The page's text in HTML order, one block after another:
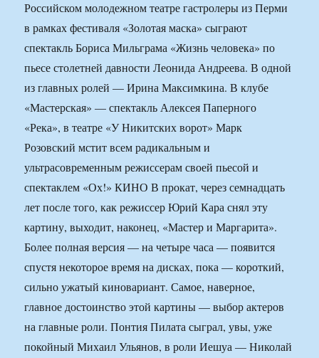
Российском молодежном театре гастролеры из Перми
в рамках фестиваля «Золотая маска» сыграют
спектакль Бориса Мильграма «Жизнь человека» по
пьесе столетней давности Леонида Андреева. В одной
из главных ролей — Ирина Максимкина. В клубе
«Мастерская» — спектакль Алексея Паперного
«Река», в театре «У Никитских ворот» Марк
Розовский мстит всем радикальным и
ультрасовременным режиссерам своей пьесой и
спектаклем «Ох!» КИНО В прокат, через семнадцать
лет после того, как режиссер Юрий Кара снял эту
картину, выходит, наконец, «Мастер и Маргарита».
Более полная версия — на четыре часа — появится
спустя некоторое время на дисках, пока — короткий,
сильно ужатый киновариант. Самое, наверное,
главное достоинство этой картины — выбор актеров
на главные роли. Понтия Пилата сыграл, увы, уже
покойный Михаил Ульянов, в роли Иешуа — Николай